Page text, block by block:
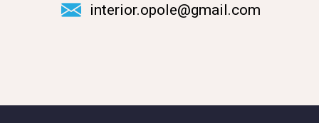
interior.opole@gmail.com